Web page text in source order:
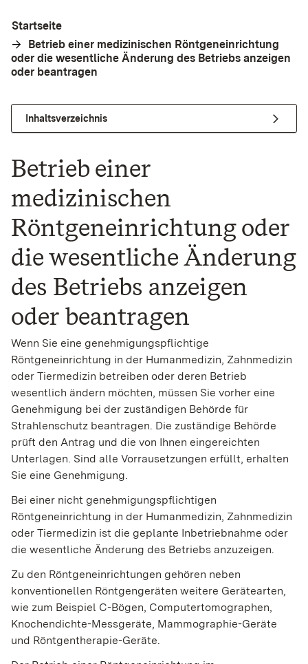
Startseite
Betrieb einer medizinischen Röntgeneinrichtung
oder die wesentliche Änderung des Betriebs anzeigen
oder beantragen
Inhaltsverzeichnis
Betrieb einer
medizinischen
Röntgeneinrichtung oder
die wesentliche Änderung
des Betriebs anzeigen
oder beantragen
Wenn Sie eine genehmigungspflichtige
Röntgeneinrichtung in der Humanmedizin, Zahnmedizin
oder Tiermedizin betreiben oder deren Betrieb
wesentlich ändern möchten, müssen Sie vorher eine
Genehmigung bei der zuständigen Behörde für
Strahlenschutz beantragen. Die zuständige Behörde
prüft den Antrag und die von Ihnen eingereichten
Unterlagen. Sind alle Vorrausetzungen erfüllt, erhalten
Sie eine Genehmigung.
Bei einer nicht genehmigungspflichtigen
Röntgeneinrichtung in der Humanmedizin, Zahnmedizin
oder Tiermedizin ist die geplante Inbetriebnahme oder
die wesentliche Änderung des Betriebs anzuzeigen.
Zu den Röntgeneinrichtungen gehören neben
konventionellen Röntgengeräten weitere Gerätearten,
wie zum Beispiel C-Bögen, Computertomographen,
Knochendichte-Messgeräte, Mammographie-Geräte
und Röntgentherapie-Geräte.